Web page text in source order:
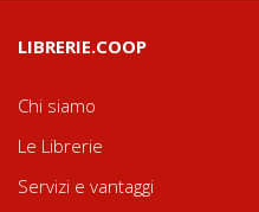
LIBRERIE.COOP
Chi siamo
Le Librerie
Servizi e vantaggi